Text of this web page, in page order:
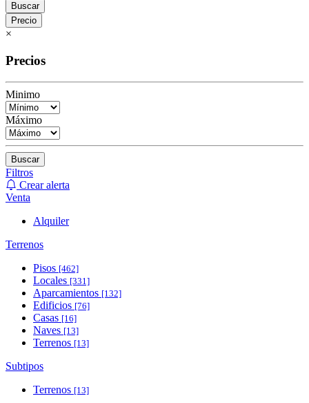
Buscar
Precio
×
Precios
Minimo
Máximo
Buscar
Filtros
Crear alerta
Venta
Alquiler
Terrenos
Pisos [462]
Locales [331]
Aparcamientos [132]
Edificios [76]
Casas [16]
Naves [13]
Terrenos [13]
Subtipos
Terrenos [13]